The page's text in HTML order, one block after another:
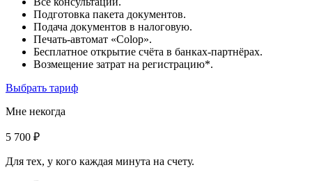
Подготовка пакета документов.
Подача документов в налоговую.
Печать-автомат «Colop».
Бесплатное открытие счёта в банках-партнёрах.
Возмещение затрат на регистрацию*.
Выбрать тариф
Мне некогда
5 700 ₽
Для тех, у кого каждая минута на счету.